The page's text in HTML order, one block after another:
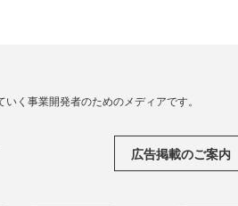
く事業開発者のためのメディアです。
広告掲載のご案内